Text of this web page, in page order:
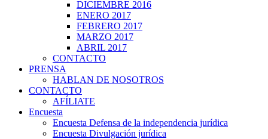
DICIEMBRE 2016
ENERO 2017
FEBRERO 2017
MARZO 2017
ABRIL 2017
CONTACTO
PRENSA
HABLAN DE NOSOTROS
CONTACTO
AFÍLIATE
Encuesta
Encuesta Defensa de la independencia jurídica
Encuesta Divulgación jurídica